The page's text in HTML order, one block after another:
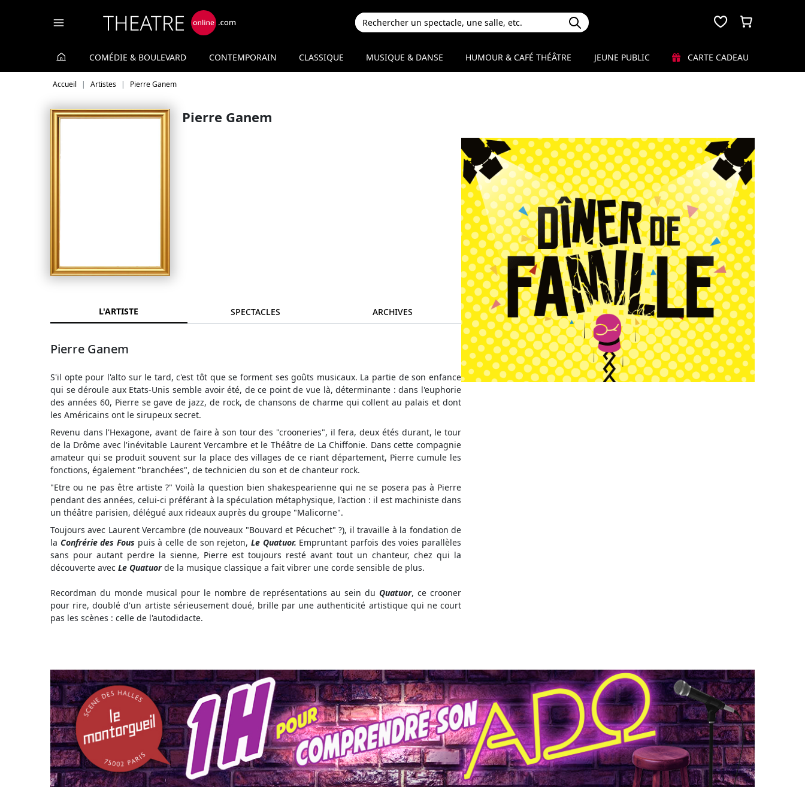
COMÉDIE & BOULEVARD CONTEMPORAIN CLASSIQUE MUSIQUE & DANSE HUMOUR & CAFÉ THÉÂTRE JEUNE PUBLIC CARTE CADEAU
Accueil Artistes Pierre Ganem
Pierre Ganem
L'ARTISTE SPECTACLES ARCHIVES
Pierre Ganem
S'il opte pour l'alto sur le tard, c'est tôt que se forment ses goûts musicaux. La partie de son enfance
qui se déroule aux Etats-Unis semble avoir été, de ce point de vue là, déterminante : dans l'euphorie
des années 60, Pierre se gave de jazz, de rock, de chansons de charme qui collent au palais et dont
les Américains ont le sirupeux secret.
Revenu dans l'Hexagone, avant de faire à son tour des "crooneries", il fera, deux étés durant, le tour
de la Drôme avec l'inévitable Laurent Vercambre et le Théâtre de La Chiffonie. Dans cette compagnie
amateur qui se produit souvent sur la place des villages de ce riant département, Pierre cumule les
fonctions, également "branchées", de technicien du son et de chanteur rock.
"Etre ou ne pas être artiste ?" Voilà la question bien shakespearienne qui ne se posera pas à Pierre
pendant des années, celui-ci préférant à la spéculation métaphysique, l'action : il est machiniste dans
un théâtre parisien, délégué aux rideaux auprès du groupe "Malicorne".
Toujours avec Laurent Vercambre (de nouveaux "Bouvard et Pécuchet" ?), il travaille à la fondation de
la Confrérie des Fous puis à celle de son rejeton, Le Quatuor. Empruntant parfois des voies parallèles
sans pour autant perdre la sienne, Pierre est toujours resté avant tout un chanteur, chez qui la
découverte avec Le Quatuorde la musique classique a fait vibrer une corde sensible de plus.
Recordman du monde musical pour le nombre de représentations au sein duQuatuor, ce crooner
pour rire, doublé d'un artiste sérieusement doué, brille par une authenticité artistique qui ne court
pas les scènes : celle de l'autodidacte.